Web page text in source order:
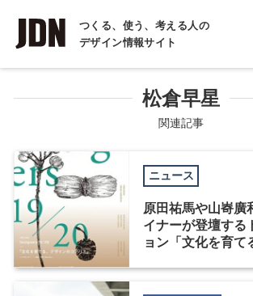
つくる、使う、考える人の
デザイン情報サイト
INTERVIEW
インタビュー
COLUMN
コラム
松倉早星
関連記事
ニュース
原田祐馬や山㟢廣
イナーが登壇する
ョン「文化を育て